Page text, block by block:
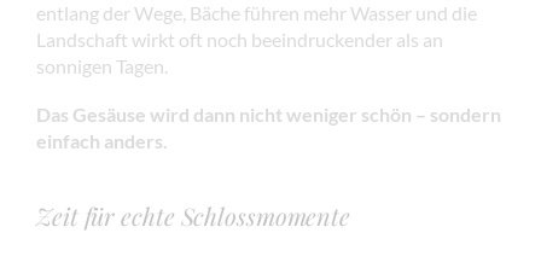
entlang der Wege, Bäche führen mehr Wasser und die
Landschaft wirkt oft noch beeindruckender als an
sonnigen Tagen.
Das Gesäuse wird dann nicht weniger schön – sondern
einfach anders.
Zeit für echte Schlossmomente